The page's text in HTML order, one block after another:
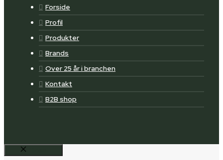
Forside
Profil
Produkter
Brands
Over 25 år i branchen
Kontakt
B2B shop